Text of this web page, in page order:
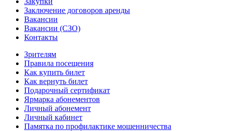
Заключение договоров аренды
Вакансии
Вакансии (СЗО)
Контакты
Зрителям
Правила посещения
Как купить билет
Как вернуть билет
Подарочный сертификат
Ярмарка абонементов
Личный абонемент
Личный кабинет
Памятка по профилактике мошенничества